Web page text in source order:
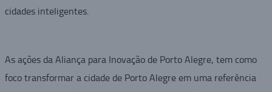
cidades inteligentes.
As ações da Aliança para Inovação de Porto Alegre, tem como
foco transformar a cidade de Porto Alegre em uma referência